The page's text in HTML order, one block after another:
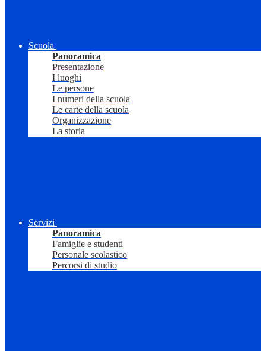
Scuola
Panoramica
Presentazione
I luoghi
Le persone
I numeri della scuola
Le carte della scuola
Organizzazione
La storia
Servizi
Panoramica
Famiglie e studenti
Personale scolastico
Percorsi di studio